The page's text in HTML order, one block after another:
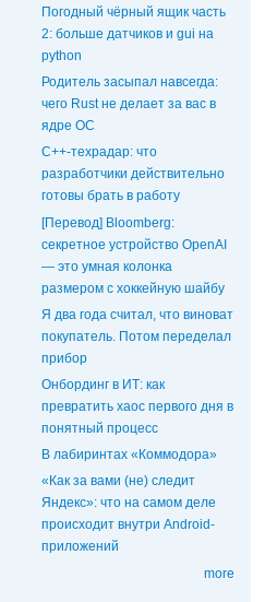
Погодный чёрный ящик часть
2: больше датчиков и gui на
python
Родитель засыпал навсегда:
чего Rust не делает за вас в
ядре ОС
C++-техрадар: что
разработчики действительно
готовы брать в работу
[Перевод] Bloomberg:
секретное устройство OpenAI
— это умная колонка
размером с хоккейную шайбу
Я два года считал, что виноват
покупатель. Потом переделал
прибор
Онбординг в ИТ: как
превратить хаос первого дня в
понятный процесс
В лабиринтах «Коммодора»
«Как за вами (не) следит
Яндекс»: что на самом деле
происходит внутри Android-
приложений
more